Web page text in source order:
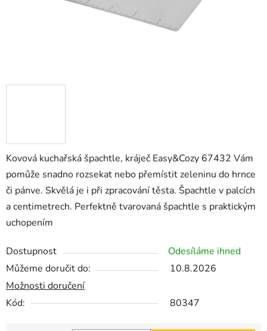
Kovová kuchařská špachtle, kráječ Easy&Cozy 67432 Vám
pomůže snadno rozsekat nebo přemístit zeleninu do hrnce
či pánve. Skvělá je i při zpracování těsta. Špachtle v palcích
a centimetrech. Perfektně tvarovaná špachtle s praktickým
uchopením
Dostupnost
Odesíláme ihned
Můžeme doručit do:
10.8.2026
Možnosti doručení
Kód:
80347